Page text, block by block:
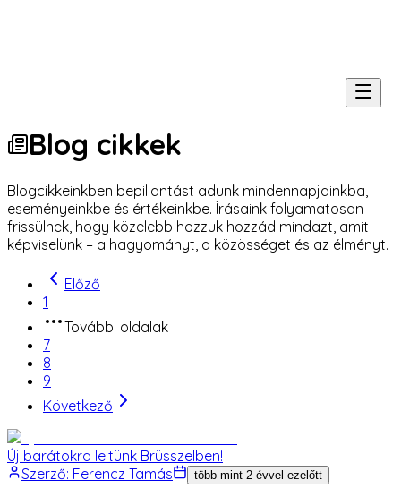
Blog cikkek
Blogcikkeinkben bepillantást adunk mindennapjainkba,
eseményeinkbe és értékeinkbe. Írásaink folyamatosan
frissülnek, hogy közelebb hozzuk hozzád mindazt, amit
képviselünk – a hagyományt, a közösséget és az élményt.
Előző
1
További oldalak
7
8
9
Következő
Új barátokra leltünk Brüsszelben!
Szerző: Ferencz Tamás több mint 2 évvel ezelőtt